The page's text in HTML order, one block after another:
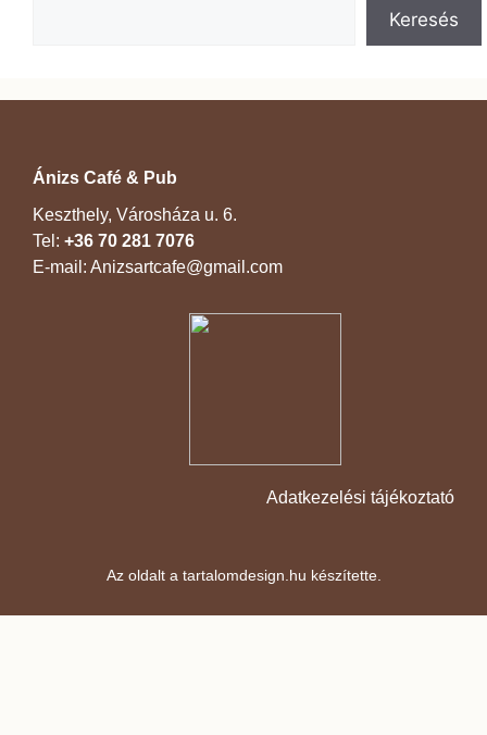
Keresés
Ánizs Café & Pub
Keszthely, Városháza u. 6.
Tel: +36 70 281 7076
E-mail: Anizsartcafe@gmail.com
Adatkezelési tájékoztató
Az oldalt a tartalomdesign.hu készítette.